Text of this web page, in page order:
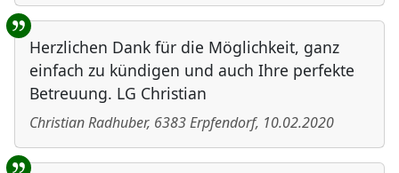
Herzlichen Dank für die Möglichkeit, ganz
einfach zu kündigen und auch Ihre perfekte
Betreuung. LG Christian
Christian Radhuber, 6383Erpfendorf, 10.02.2020